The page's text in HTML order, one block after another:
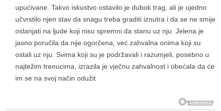
upućivane. Takvo iskustvo ostavilo je dubok trag, ali je ujedno
učvrstilo njen stav da snagu treba graditi iznutra i da se ne smije
oslanjati na ljude koji nisu spremni da stanu uz nju. Jelena je
jasno poručila da nije ogorčena, već zahvalna onima koji su
ostali uz nju. Svima koji su je podržavali i razumjeli, posebno u
najtežim trenucima, izrazila je vječnu zahvalnost i obećala da će
im se na svoj način odužit